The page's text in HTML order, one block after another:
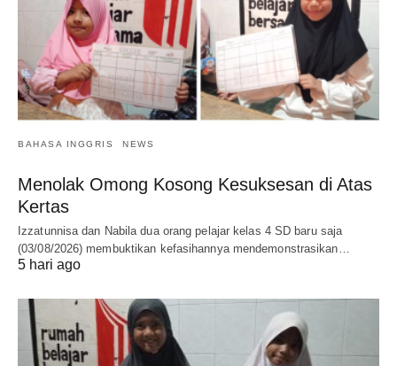
BAHASA INGGRIS NEWS
Menolak Omong Kosong Kesuksesan di Atas
Kertas
Izzatunnisa dan Nabila dua orang pelajar kelas 4 SD baru saja
(03/08/2026) membuktikan kefasihannya mendemonstrasikan…
5 hari ago